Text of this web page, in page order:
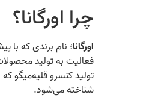
چرا اورگانا؟
اورگانا؛ نام برندی که
فعالیت به تولید
تولید کنسرو قلیه‌میگو
شناخته می‌شود.